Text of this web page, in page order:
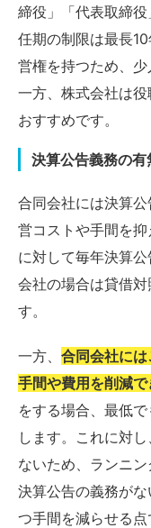
締役」「代表取締
任期の制限は最長
営権を持つため、少
一方、株式会社は
おすすめです。
決算公告義務の有
合同会社には決算
営コストや手間を
に対して毎年決算
会社の場合は貸借
す。
一方、 合同会社に
手間や費用を削減で
をする場合、最低
します。これに対
ないため、ランニン
決算公告の義務が
つ手間を減らせる